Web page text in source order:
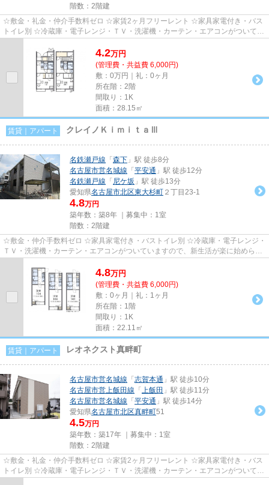
階数：2階建
☆敷金・礼金・仲介手数料ゼロ ☆家賃2ヶ月フリーレント ☆家具家電付き・バス
トイレ別 ☆冷蔵庫・電子レンジ・ＴＶ・洗濯機・カーテン・エアコンがついてい
4.2万円
(管理費・共益費 6,000円)
敷：0万円｜礼：0ヶ月
所在階：2階
間取り：1K
面積：28.15㎡
賃貸｜アパート クレイノＫｉｍｉｔａⅢ
名鉄瀬戸線 「 森下 」駅 徒歩8分
名古屋市営名城線 「 平安通 」駅 徒歩12分
名鉄瀬戸線 「 尼ケ坂 」駅 徒歩13分
愛知県名古屋市北区東大杉町 ２丁目23-1
4.8万円
築年数：築8年 ｜募集中： 1室
階数：2階建
☆敷金・仲介手数料ゼロ ☆家具家電付き・バストイレ別 ☆冷蔵庫・電子レンジ・
ＴＶ・洗濯機・カーテン・エアコンがついていますので、新生活が楽に始められ
4.8万円
(管理費・共益費 6,000円)
敷：0ヶ月｜礼：1ヶ月
所在階：1階
間取り：1K
面積：22.11㎡
賃貸｜アパート レオネクスト真畔町
名古屋市営名城線 「 志賀本通 」駅 徒歩10分
名古屋市営上飯田線 「 上飯田 」駅 徒歩11分
名古屋市営名城線 「 平安通 」駅 徒歩14分
愛知県名古屋市北区真畔町51
4.5万円
築年数：築17年 ｜募集中： 1室
階数：2階建
☆敷金・礼金・仲介手数料ゼロ ☆家賃2ヶ月フリーレント ☆家具家電付き・バス
トイレ別 ☆冷蔵庫・電子レンジ・ＴＶ・洗濯機・カーテン・エアコンがついてい